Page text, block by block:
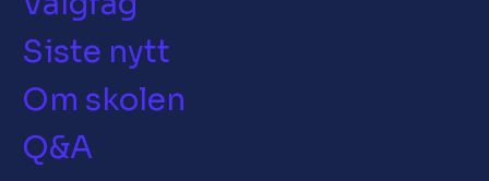
Siste nytt
Om skolen
Q&A